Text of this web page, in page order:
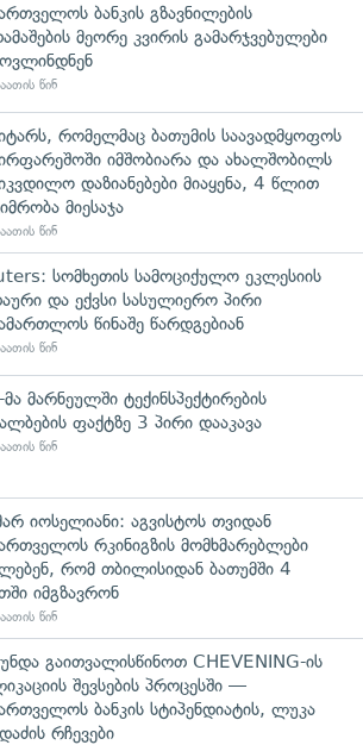
ბანკის გზავნილების
მეორე კვირის გამარჯვებულები
წინ
რომელმაც ბათუმის საავადმყოფოს
იმშობიარა და ახალშობილს
დაზიანებები მიაყენა, 4 წლით
მიესაჯა
წინ
სომხეთის სამოციქულო ეკლესიის
და ექვსი სასულიერო პირი
წინაშე წარდგებიან
წინ
მა მარნეულში ტექინსპექტირების
ფაქტზე 3 პირი დააკავა
წინ
იოსელიანი: აგვისტოს თვიდან
რკინიგზის მომხმარებლები
რომ თბილისიდან ბათუმში 4
იმგზავრონ
წინ
გაითვალისწინოთ CHEVENING-ის
შევსების პროცესში —
ბანკის სტიპენდიატის, ლუკა
რჩევები